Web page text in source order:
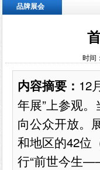
品牌展会
时间
内容摘要： 12
年展”上参观
向公众开放。
和地区的42位
行“前世今生